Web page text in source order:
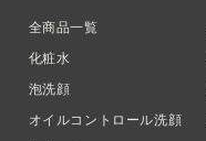
全商品一覧
化粧水
泡洗顔
オイルコントロール洗顔